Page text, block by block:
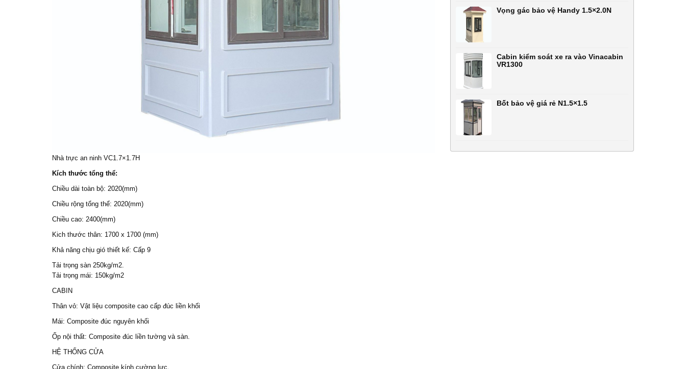
Nhà trực an ninh VC1.7×1.7H
Kích thước tổng thể:
Chiều dài toàn bộ: 2020(mm)
Chiều rộng tổng thể: 2020(mm)
Chiều cao: 2400(mm)
Kich thước thân: 1700 x 1700 (mm)
Khả năng chịu gió thiết kế: Cấp 9
Tải trọng sàn 250kg/m2.
Tải trọng mái: 150kg/m2
CABIN
Thân vỏ: Vật liệu composite cao cấp đúc liền khối
Mái: Composite đúc nguyên khối
Ốp nội thất: Composite đúc liền tường và sàn.
HỆ THỐNG CỬA
Cửa chính: Composite kính cường lực.
Vọng gác bảo vệ Handy 1.5×2.0N
Cabin kiểm soát xe ra vào Vinacabin
VR1300
Bốt bảo vệ giá rẻ N1.5×1.5